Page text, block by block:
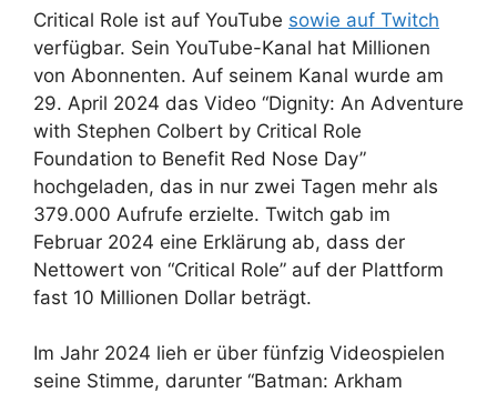
Critical Role ist auf YouTube sowie auf Twitch
verfügbar. Sein YouTube-Kanal hat Millionen
von Abonnenten. Auf seinem Kanal wurde am
29. April 2024 das Video “Dignity: An Adventure
with Stephen Colbert by Critical Role
Foundation to Benefit Red Nose Day”
hochgeladen, das in nur zwei Tagen mehr als
379.000 Aufrufe erzielte. Twitch gab im
Februar 2024 eine Erklärung ab, dass der
Nettowert von “Critical Role” auf der Plattform
fast 10 Millionen Dollar beträgt.
Im Jahr 2024 lieh er über fünfzig Videospielen
seine Stimme, darunter “Batman: Arkham